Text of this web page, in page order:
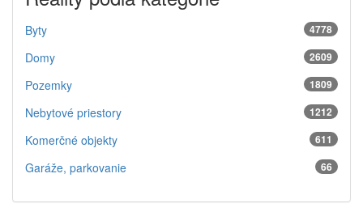
4778
Byty
2609
Domy
1809
Pozemky
1212
Nebytové priestory
611
Komerčné objekty
66
Garáže, parkovanie